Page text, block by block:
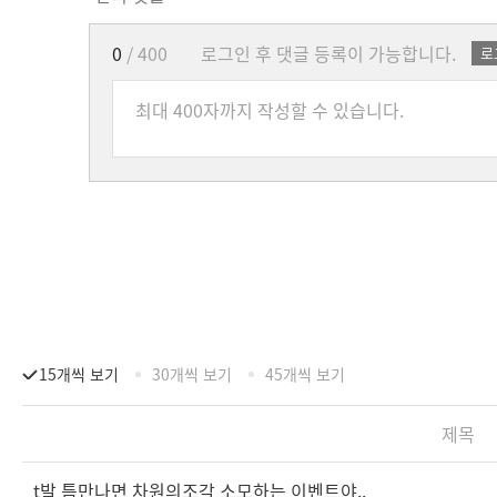
로그인 후 댓글 등록이 가능합니다.
0 / 400
15개씩 보기 30개씩 보기 45개씩 보기
제목
t발 틈만나면 차원의조각 소모하는 이벤트야..